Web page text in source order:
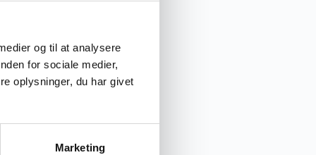
og til at analysere
for sociale medier,
oplysninger, du har givet
Marketing